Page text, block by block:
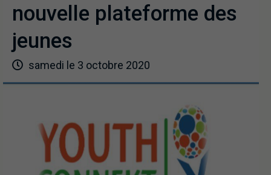
nouvelle plateforme des
jeunes
samedi le 3 octobre 2020